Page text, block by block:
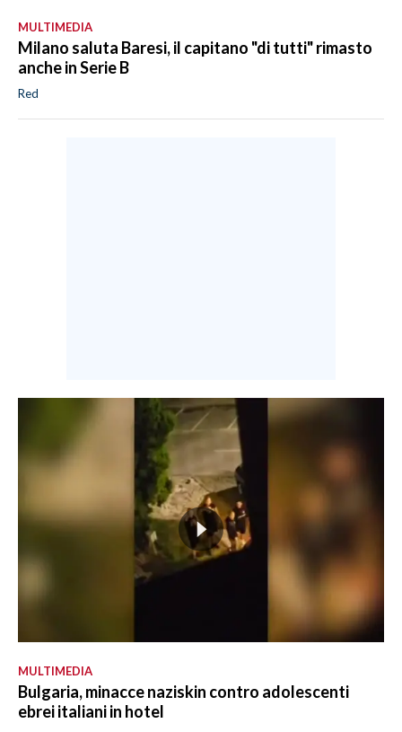
MULTIMEDIA
Milano saluta Baresi, il capitano "di tutti" rimasto
anche in Serie B
Red
MULTIMEDIA
Bulgaria, minacce naziskin contro adolescenti
ebrei italiani in hotel